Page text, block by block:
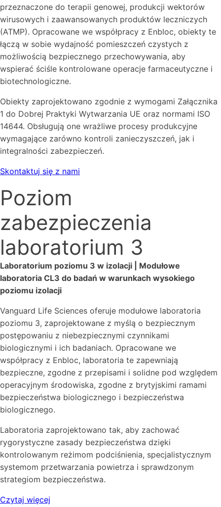
przeznaczone do terapii genowej, produkcji wektorów
wirusowych i zaawansowanych produktów leczniczych
(ATMP). Opracowane we współpracy z Enbloc, obiekty te
łączą w sobie wydajność pomieszczeń czystych z
możliwością bezpiecznego przechowywania, aby
wspierać ściśle kontrolowane operacje farmaceutyczne i
biotechnologiczne.
Obiekty zaprojektowano zgodnie z wymogami Załącznika
1 do Dobrej Praktyki Wytwarzania UE oraz normami ISO
14644. Obsługują one wrażliwe procesy produkcyjne
wymagające zarówno kontroli zanieczyszczeń, jak i
integralności zabezpieczeń.
Skontaktuj się z nami
Poziom
zabezpieczenia
laboratorium 3
Laboratorium poziomu 3 w izolacji | Modułowe
laboratoria CL3 do badań w warunkach wysokiego
poziomu izolacji
Vanguard Life Sciences oferuje modułowe laboratoria
poziomu 3, zaprojektowane z myślą o bezpiecznym
postępowaniu z niebezpiecznymi czynnikami
biologicznymi i ich badaniach. Opracowane we
współpracy z Enbloc, laboratoria te zapewniają
bezpieczne, zgodne z przepisami i solidne pod względem
operacyjnym środowiska, zgodne z brytyjskimi ramami
bezpieczeństwa biologicznego i bezpieczeństwa
biologicznego.
Laboratoria zaprojektowano tak, aby zachować
rygorystyczne zasady bezpieczeństwa dzięki
kontrolowanym reżimom podciśnienia, specjalistycznym
systemom przetwarzania powietrza i sprawdzonym
strategiom bezpieczeństwa.
Czytaj więcej